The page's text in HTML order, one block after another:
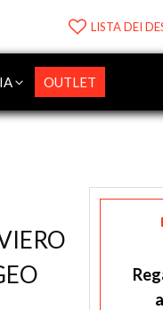
LISTA DEI
OUTLET